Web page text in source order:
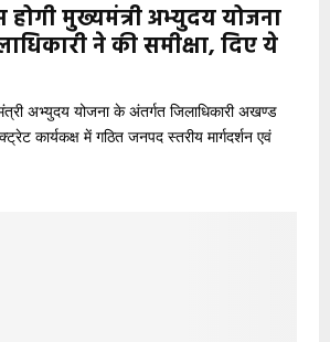
मुख्यमंत्री अभ्युदय योजना
ने की समीक्षा, दिए ये
अभ्युदय योजना के अंतर्गत जिलाधिकारी अखण्ड
कार्यकक्ष में गठित जनपद स्तरीय मार्गदर्शन एवं